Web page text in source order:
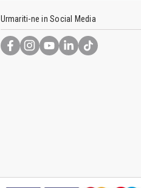
Urmariti-ne in Social Media